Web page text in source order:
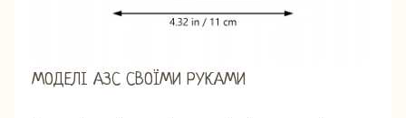
МОДЕЛІ АЗС СВОЇМИ РУКАМИ